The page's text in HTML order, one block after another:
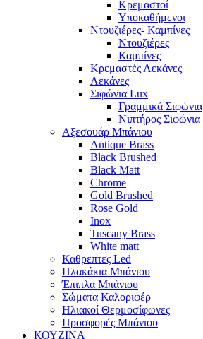
Κρεμαστοί
Υποκαθήμενοι
Ντουζιέρες- Καμπίνες
Ντουζιέρες
Καμπίνες
Κρεμαστές Λεκάνες
Λεκάνες
Σιφώνια Lux
Γραμμικά Σιφώνια
Νιπτήρος Σιφώνια
Αξεσουάρ Μπάνιου
Antique Brass
Black Brushed
Black Matt
Chrome
Gold Brushed
Rose Gold
Inox
Tuscany Brass
White matt
Καθρεπτες Led
Πλακάκια Μπάνιου
Έπιπλα Μπάνιου
Σώματα Καλοριφέρ
Ηλιακοί Θερμοσίφωνες
Προσφορές Μπάνιου
ΚΟΥΖΙΝΑ